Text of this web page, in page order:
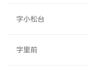
字小松台
字里前